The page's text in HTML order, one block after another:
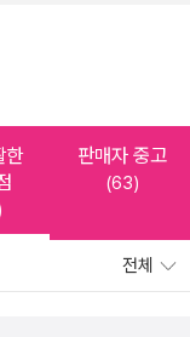
한
판매자 중고
(63)
전체